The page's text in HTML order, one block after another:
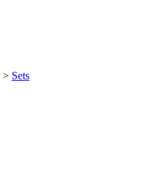
> Sets